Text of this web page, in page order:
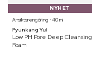
NYHET
Ansiktsrengöring ⋅ 40 ml
Pyunkang Yul
Low PH Pore Deep Cleansing
Foam